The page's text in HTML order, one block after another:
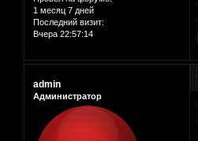
1 месяц 7 дней
Последний визит:
Вчера 22:57:14
admin
Администратор